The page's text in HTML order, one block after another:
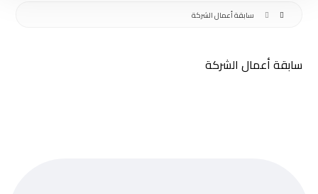
سابقة أعمال الشركة
سابقة أعمال الشركة